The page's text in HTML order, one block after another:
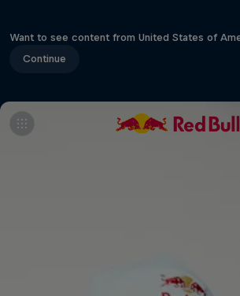
Want to see content from United States of
Continue